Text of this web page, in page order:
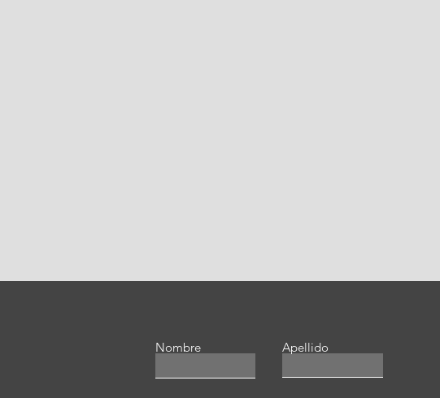
Nombre Apellido